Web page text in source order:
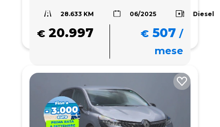
28.633 KM 06/2025 Diesel
€ 20.997 € 507 /
mese